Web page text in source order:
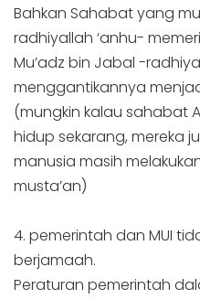
Bahkan Sahabat yang
radhiyallah ‘anhu-
Mu’adz bin Jabal -
menggantikannya
(mungkin kalau sahabat
hidup sekarang, mereka
manusia masih
musta’an)
4. pemerintah dan MUI
berjamaah.
Peraturan pemerintah